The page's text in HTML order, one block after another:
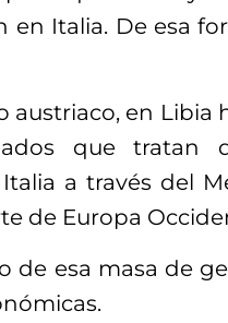
en Italia. De esa
austriaco, en Libia
que tratan
a través del
de Europa
de esa masa de